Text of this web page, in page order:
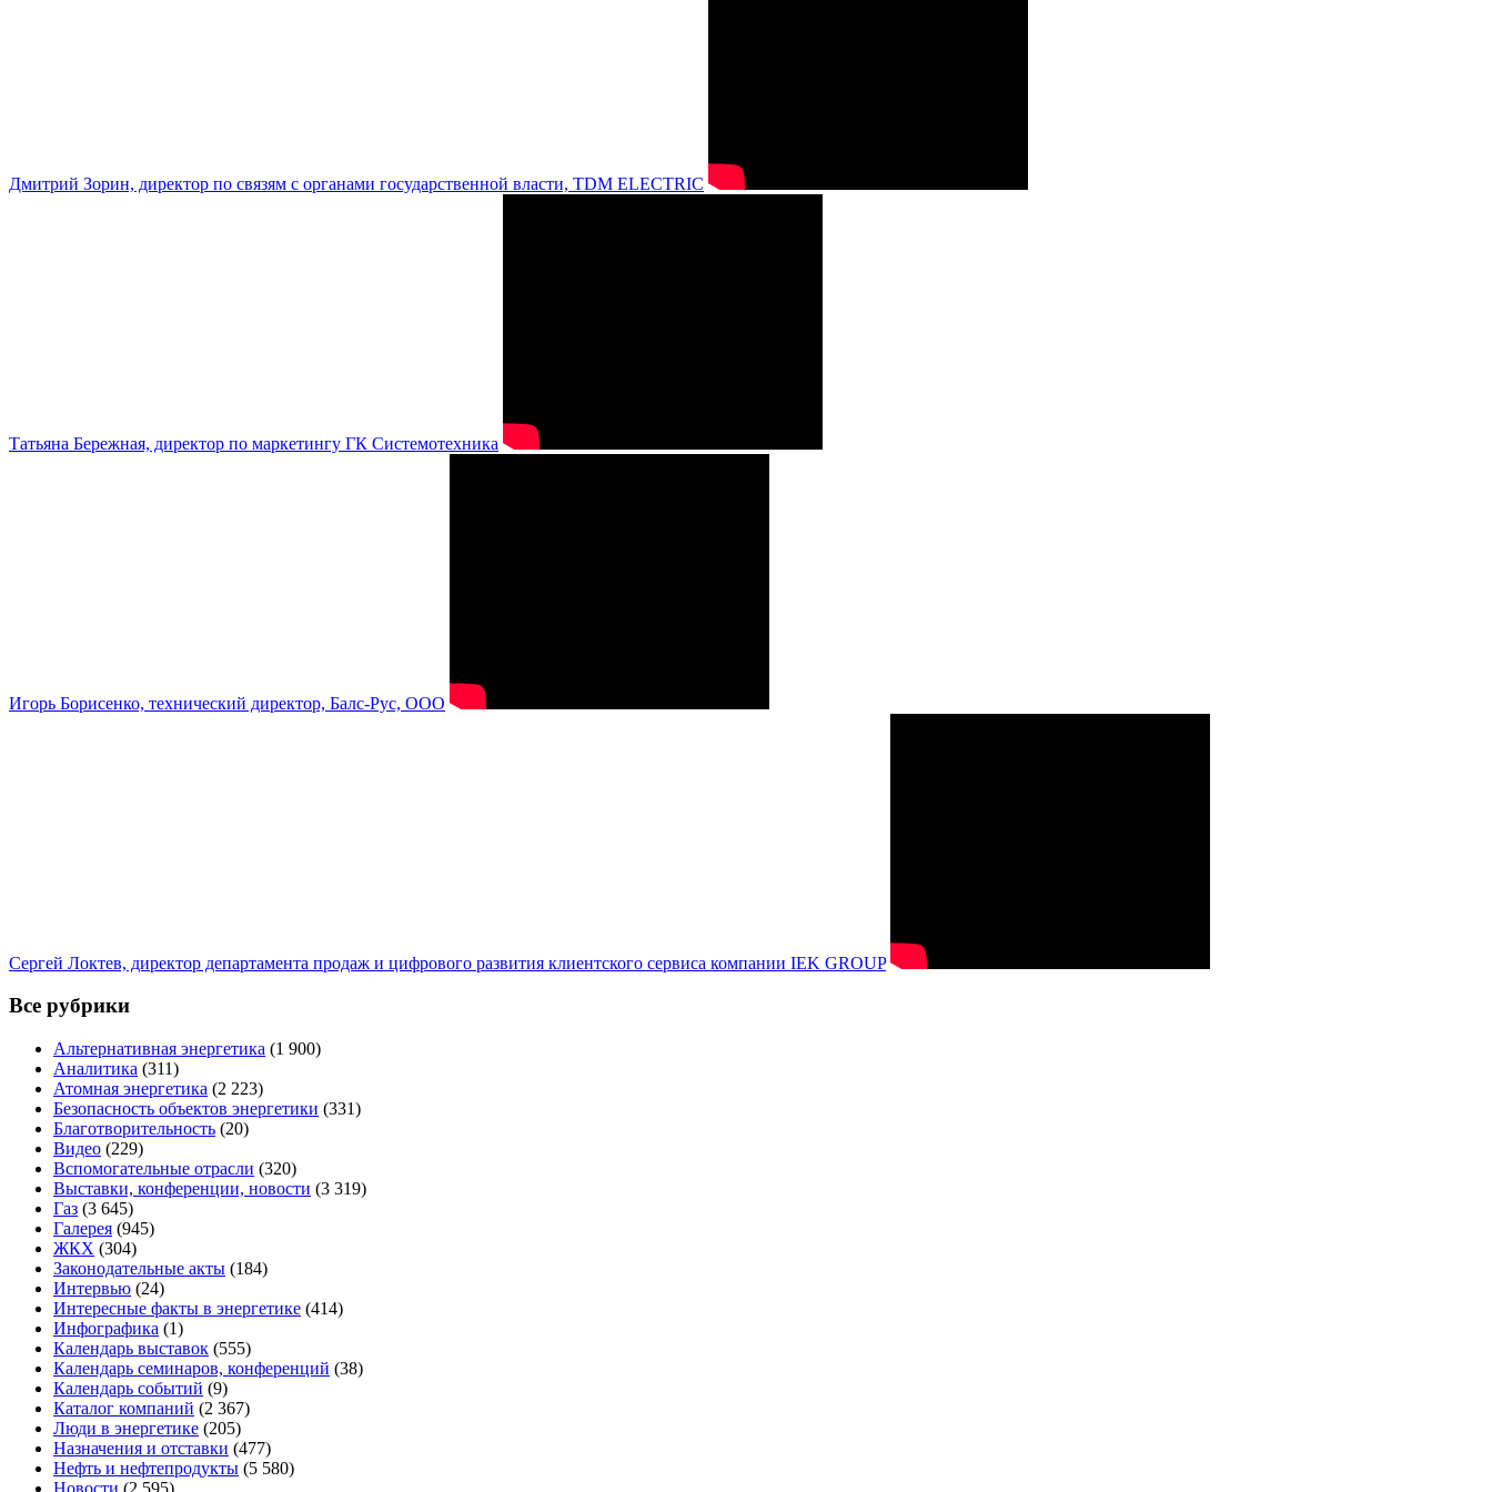
Дмитрий Зорин, директор по связям с органами государственной власти, TDM ELECTRIC
Татьяна Бережная, директор по маркетингу ГК Системотехника
Игорь Борисенко, технический директор, Балс-Рус, ООО
Сергей Локтев, директор департамента продаж и цифрового развития клиентского сервиса компании IEK GROUP
Все рубрики
Альтернативная энергетика (1 900)
Аналитика (311)
Атомная энергетика (2 223)
Безопасность объектов энергетики (331)
Благотворительность (20)
Видео (229)
Вспомогательные отрасли (320)
Выставки, конференции, новости (3 319)
Газ (3 645)
Галерея (945)
ЖКХ (304)
Законодательные акты (184)
Интервью (24)
Интересные факты в энергетике (414)
Инфографика (1)
Календарь выставок (555)
Календарь семинаров, конференций (38)
Календарь событий (9)
Каталог компаний (2 367)
Люди в энергетике (205)
Назначения и отставки (477)
Нефть и нефтепродукты (5 580)